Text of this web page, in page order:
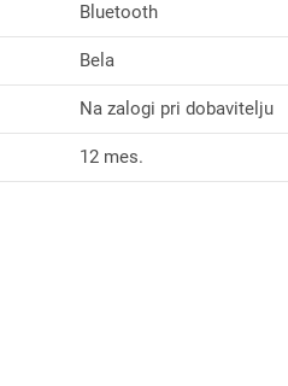
Bluetooth
Bela
Na zalogi pri dobavitelju
12 mes.